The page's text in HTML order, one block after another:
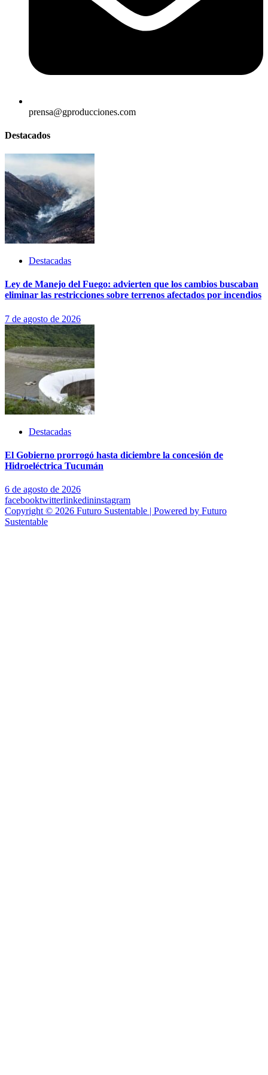
prensa@gproducciones.com
Destacados
Destacadas
Ley de Manejo del Fuego: advierten que los cambios buscaban
eliminar las restricciones sobre terrenos afectados por incendios
7 de agosto de 2026
Destacadas
El Gobierno prorrogó hasta diciembre la concesión de
Hidroeléctrica Tucumán
6 de agosto de 2026
facebooktwitterlinkedininstagram
Copyright © 2026 Futuro Sustentable | Powered by Futuro
Sustentable